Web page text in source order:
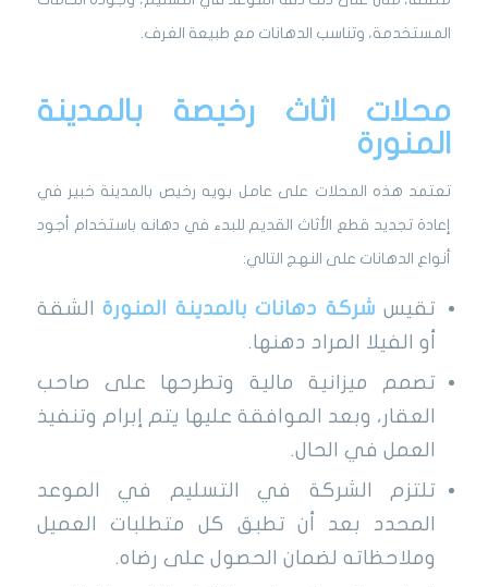
المستخدمة، وتناسب الدهانات مع طبيعة الغرف.
محلات اثاث رخيصة بالمدينة
المنورة
تعتمد هذه المحلات على عامل بويه رخيص بالمدينة خبير في
إعادة تجديد قطع الأثاث القديم للبدء في دهانه باستخدام أجود
أنواع الدهانات على النهج التالي:
تقيس شركة دهانات بالمدينة المنورةالشقة
أو الفيلا المراد دهنها.
تصمم ميزانية مالية وتطرحها على صاحب
العقار، وبعد الموافقة عليها يتم إبرام وتنفيذ
العمل في الحال.
تلتزم الشركة في التسليم في الموعد
المحدد بعد أن تطبق كل متطلبات العميل
وملاحظاته لضمان الحصول على رضاه.